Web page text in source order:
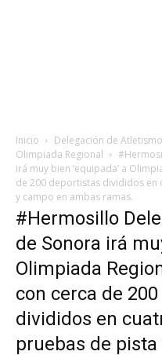
Inicio
Delegación de
Olimpiada Regional
irá muy bien ‘equipada’ a
de 200 deportistas divididos en
y campo en ambas ramas.
#Hermosillo
de Sonora irá
Olimpiada
con cerca de
divididos en
pruebas de